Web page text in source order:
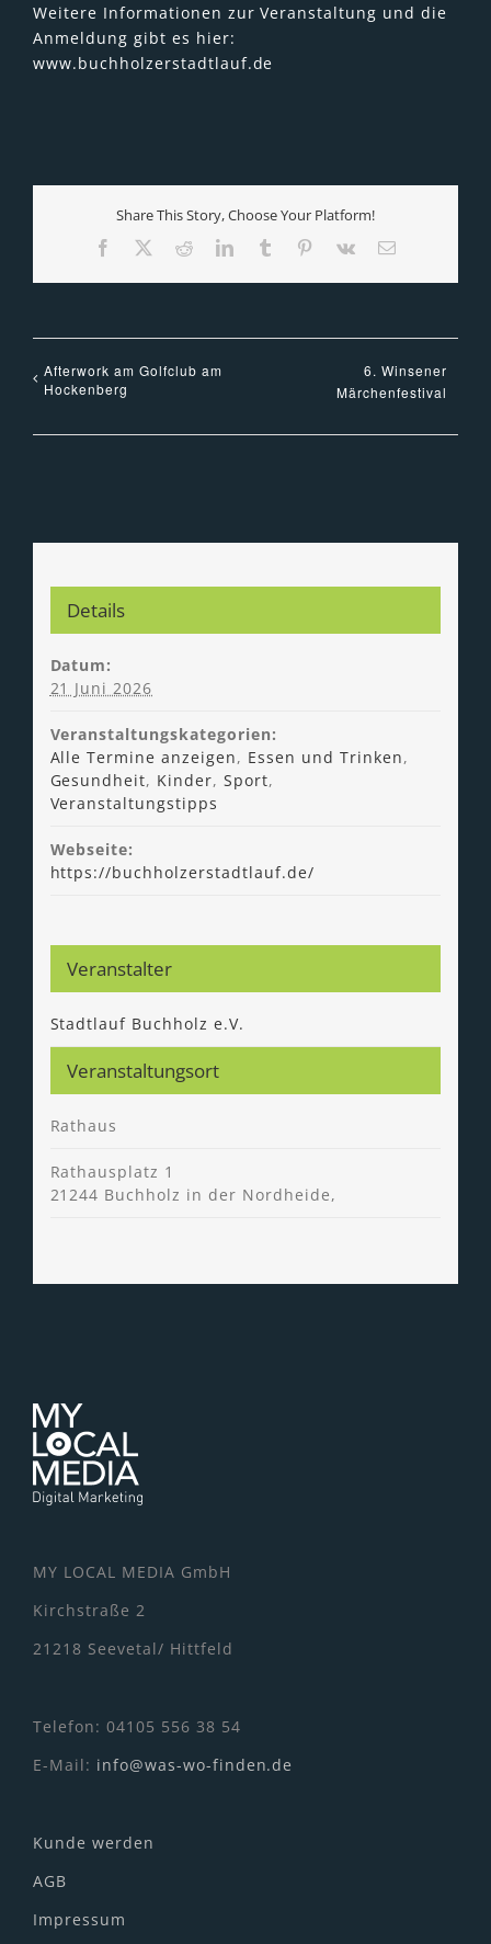
Weitere Informationen zur Veranstaltung und die
Anmeldung gibt es hier:
www.buchholzerstadtlauf.de
Share This Story, Choose Your Platform!
Facebook RedditLinkedIn
TumblrPinterest
Vk
Afterwork am Golfclub am
Hockenberg
6. Winsener
Märchenfestival
Details
Datum:
21 Juni 2026
Veranstaltungskategorien:
Alle Termine anzeigen, Essen und Trinken,
Gesundheit, Kinder,Sport,
Veranstaltungstipps
Webseite:
https://buchholzerstadtlauf.de/
Veranstaltungsort
Rathaus
Rathausplatz 1
21244 Buchholz in der Nordheide,
Veranstalter
Stadtlauf Buchholz e.V.
MY LOCAL MEDIA GmbH
Kirchstraße 2
21218 Seevetal/ Hittfeld
Telefon: 04105 556 38 54
E-Mail: info@was-wo-finden.de
Kunde werden
AGB
Impressum